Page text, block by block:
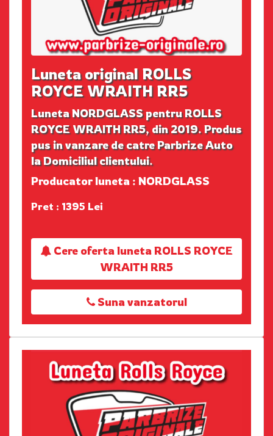
Luneta original ROLLS
ROYCE WRAITH RR5
Luneta NORDGLASS pentru ROLLS
ROYCE WRAITH RR5, din 2019. Produs
pus in vanzare de catre Parbrize Auto
la Domiciliul clientului.
Producator luneta : NORDGLASS
Pret : 1395 Lei
Cere oferta luneta ROLLS ROYCE
WRAITH RR5
Suna vanzatorul